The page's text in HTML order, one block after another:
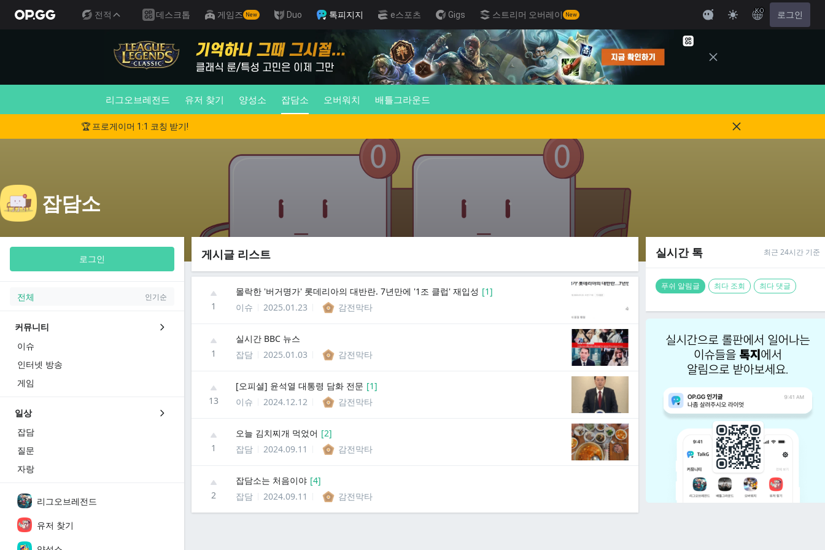
전적 데스크톱 게임즈 New Duo 톡피지지 e스포츠 Gigs 스트리머 오버레이 New
KO 로그인
리그오브레전드 유저 찾기 양성소 잡담소 오버워치 배틀그라운드
🏆 프로게이머 1:1 코칭 받기!
잡담소
로그인
전체 인기순
커뮤니티
이슈
인터넷 방송
게임
일상
잡담
질문
자랑
리그오브레전드
유저 찾기
게시글 리스트
1
몰락한 '버거명가' 롯데리아의 대반란. 7년만에 '1조 클럽' 재입성 [1]
이슈
2025.01.23 감전막타
1
실시간 BBC 뉴스
잡담
2025.01.03 감전막타
13
[오피셜] 윤석열 대통령 담화 전문 [1]
이슈
2024.12.12 감전막타
1
오늘 김치찌개 먹었어 [2]
잡담
2024.09.11 감전막타
2
잡담소는 처음이야 [4]
잡담
2024.09.11 감전막타
실시간 톡 최근 24시간 기준
푸쉬 알림글 최다 조회 최다 댓글